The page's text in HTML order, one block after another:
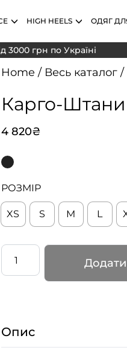
HIGH HEELS ОДЯГ
3000 грн по Україні
Home / Весь каталог /
Карго-
4 820₴
РОЗМІР
XS S M L
кількість
Опис